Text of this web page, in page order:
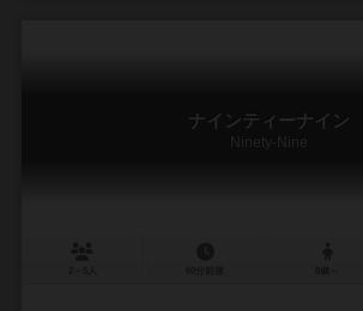
ナインティーナイン
Ninety-Nine